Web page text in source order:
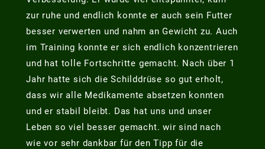
zur ruhe und endlich konnte er auch sein Futter
besser verwerten und nahm an Gewicht zu. Auch
im Training konnte er sich endlich konzentrieren
und hat tolle Fortschritte gemacht. Nach über 1
Jahr hatte sich die Schilddrüse so gut erholt,
dass wir alle Medikamente absetzen konnten
und er stabil bleibt. Das hat uns und unser
Leben so viel besser gemacht. wir sind nach
wie vor sehr dankbar für den Tipp für die